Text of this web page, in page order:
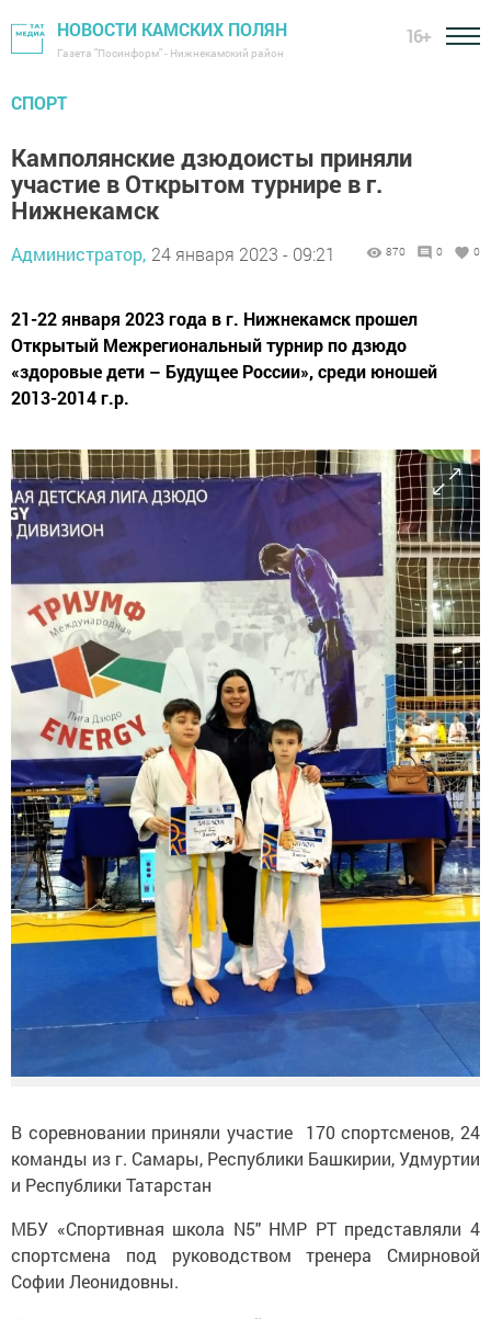
НОВОСТИ КАМСКИХ ПОЛЯН
Газета "Посинформ" - Нижнекамский район
16+
СПОРТ
Камполянские дзюдоисты приняли
участие в Открытом турнире в г.
Нижнекамск
Администратор, 24 января 2023 - 09:21 870 0 0
21-22 января 2023 года в г. Нижнекамск прошел
Открытый Межрегиональный турнир по дзюдо
«здоровые дети – Будущее России», среди юношей
2013-2014 г.р.
В соревновании приняли участие 170 спортсменов, 24
команды из г. Самары, Республики Башкирии, Удмуртии
и Республики Татарстан
МБУ «Спортивная школа N5" НМР РТ представляли 4
спортсмена под руководством тренера Смирновой
Софии Леонидовны.